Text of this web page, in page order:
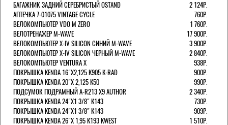
БАГАЖНИК ЗАДНИЙ СЕРЕБРИСТЫЙ OSTAND
2 124Р.
АПТЕЧКА 7-01075 VINTAGE CYCLE
760Р.
ВЕЛОКОМПЬЮТЕР VDO M ZERO
1 760Р.
ВЕЛОТРЕНАЖЕР M-WAVE
17 900Р.
ВЕЛОКОМПЬЮТЕР X-IV SILICON СИНИЙ M-WAVE
3 900Р.
ВЕЛОКОМПЬЮТЕР X-IV SILICON ЧЕРНЫЙ M-WAVE
2 840Р.
ВЕЛОКОМПЬЮТЕР VENTURA Х
938Р.
ПОКРЫШКА KENDA 16"Х2,125 K905 K-RAD
900Р.
ПОКРЫШКА KENDA 20"Х 2,125 K50
990Р.
ПОДСУМОК ПОДРАМНЫЙ A-R213 X9 AUTHOR
2 340Р.
ПОКРЫШКА KENDA 24"Х1 3/8" K143
730Р.
ПОКРЫШКА KENDA 24"Х1 3/8" K143
909Р.
ПОКРЫШКА KENDA 26"Х 1,95 K193 KWEST
1 510Р.